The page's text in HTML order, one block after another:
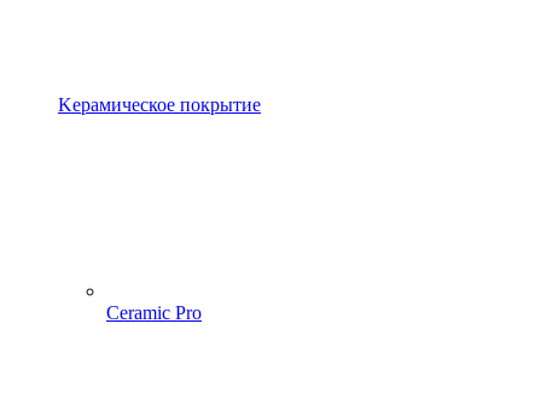
Kерамическое покрытие
Ceramic Pro